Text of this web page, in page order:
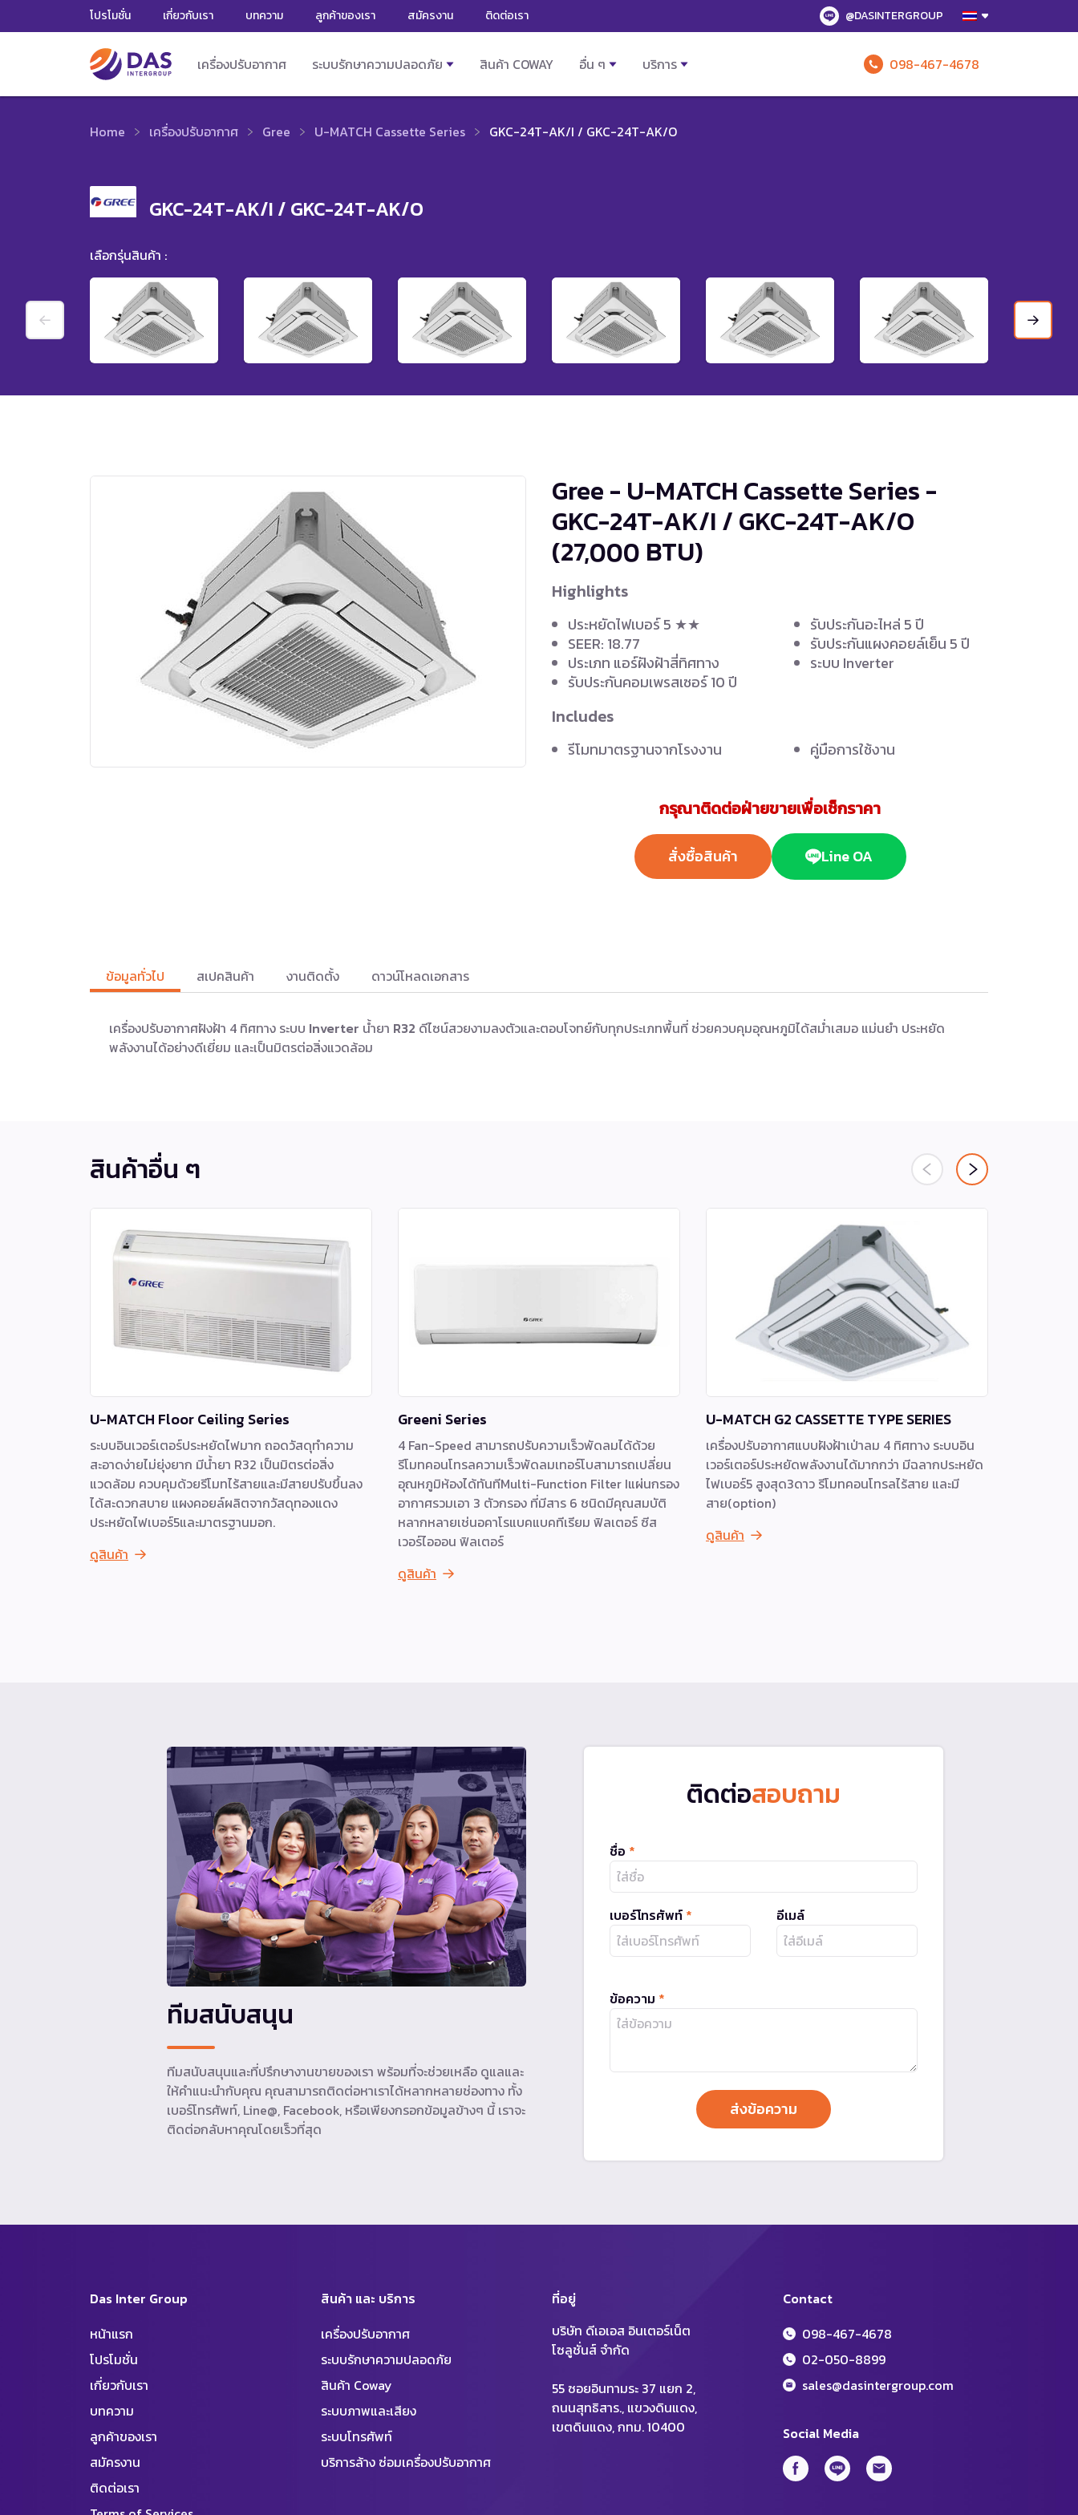
โปรโมชั่น เกี่ยวกับเรา บทความ ลูกค้าของเรา สมัครงาน ติดต่อเรา @DASINTERGROUP
เครื่องปรับอากาศ ระบบรักษาความปลอดภัย สินค้า COWAY อื่น ๆ บริการ 098-467-4678
Home เครื่องปรับอากาศ Gree U-MATCH Cassette Series GKC-24T-AK/I / GKC-24T-AK/O
GKC-24T-AK/I / GKC-24T-AK/O
เลือกรุ่นสินค้า :
Gree - U-MATCH Cassette Series -
GKC-24T-AK/I / GKC-24T-AK/O
(27,000 BTU)
Highlights
ประหยัดไฟเบอร์ 5 ★★
SEER: 18.77
ประเภท แอร์ฝังฝ้าสี่ทิศทาง
รับประกันคอมเพรสเซอร์ 10 ปี
รับประกันอะไหล่ 5 ปี
รับประกันแผงคอยล์เย็น 5 ปี
ระบบ Inverter
Includes
รีโมทมาตรฐานจากโรงงาน คู่มือการใช้งาน
กรุณาติดต่อฝ่ายขายเพื่อเช็กราคา
สั่งซื้อสินค้า Line OA
ข้อมูลทั่วไป สเปคสินค้า งานติดตั้ง ดาวน์โหลดเอกสาร
เครื่องปรับอากาศฝังฝ้า 4 ทิศทาง ระบบ Inverter น้ำยา R32 ดีไซน์สวยงามลงตัวและตอบโจทย์กับทุกประเภทพื้นที่ ช่วยควบคุมอุณหภูมิได้สม่ำเสมอ แม่นยำ ประหยัด
พลังงานได้อย่างดีเยี่ยม และเป็นมิตรต่อสิ่งแวดล้อม
สินค้าอื่น ๆ
U-MATCH Floor Ceiling Series
ระบบอินเวอร์เตอร์ประหยัดไฟมาก ถอดวัสดุทำความ
สะอาดง่ายไม่ยุ่งยาก มีน้ำยา R32 เป็นมิตรต่อสิ่ง
แวดล้อม ควบคุมด้วยรีโมทไร้สายและมีสายปรับขึ้นลง
ได้สะดวกสบาย แผงคอยล์ผลิตจากวัสดุทองแดง
ประหยัดไฟเบอร์5และมาตรฐานมอก.
ดูสินค้า
Greeni Series
4 Fan-Speed สามารถปรับความเร็วพัดลมได้ด้วย
รีโมทคอนโทรลความเร็วพัดลมเทอร์โบสามารถเปลี่ยน
อุณหภูมิห้องได้ทันทีMulti-Function Filter Iแผ่นกรอง
อากาศรวมเอา 3 ตัวกรอง ที่มีสาร 6 ชนิดมีคุณสมบัติ
หลากหลายเช่นอคาโรแบคแบคทีเรียม ฟิลเตอร์ ซีส
เวอร์ไอออน ฟิลเตอร์
ดูสินค้า
U-MATCH G2 CASSETTE TYPE SERIES
เครื่องปรับอากาศแบบฝังฝ้าเป่าลม 4 ทิศทาง ระบบอิน
เวอร์เตอร์ประหยัดพลังงานได้มากกว่า มีฉลากประหยัด
ไฟเบอร์5 สูงสุด3ดาว รีโมทคอนโทรลไร้สาย และมี
สาย(option)
ดูสินค้า
ติดต่อสอบถาม
ชื่อ *
เบอร์โทรศัพท์ * อีเมล์
ข้อความ *
ทีมสนับสนุน
ทีมสนับสนุนและที่ปรึกษางานขายของเรา พร้อมที่จะช่วยเหลือ ดูแลและ
ให้คำแนะนำกับคุณ คุณสามารถติดต่อหาเราได้หลากหลายช่องทาง ทั้ง
เบอร์โทรศัพท์, Line@, Facebook, หรือเพียงกรอกข้อมูลข้างๆ นี้ เราจะ
ติดต่อกลับหาคุณโดยเร็วที่สุด
Das Inter Group
หน้าแรก
โปรโมชั่น
เกี่ยวกับเรา
บทความ
ลูกค้าของเรา
สมัครงาน
ติดต่อเรา
สินค้า และ บริการ
เครื่องปรับอากาศ
ระบบรักษาความปลอดภัย
สินค้า Coway
ระบบภาพและเสียง
ระบบโทรศัพท์
บริการล้าง ซ่อมเครื่องปรับอากาศ
Social Media
Contact
098-467-4678
02-050-8899
sales@dasintergroup.com
ที่อยู่
บริษัท ดีเอเอส อินเตอร์เน็ต
โซลูชั่นส์ จำกัด
55 ซอยอินทามระ 37 แยก 2,
ถนนสุทธิสาร., แขวงดินแดง,
เขตดินแดง, กทม. 10400